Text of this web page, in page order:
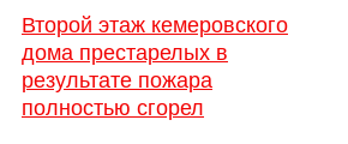
Второй этаж кемеровского
дома престарелых в
результате пожара
полностью сгорел